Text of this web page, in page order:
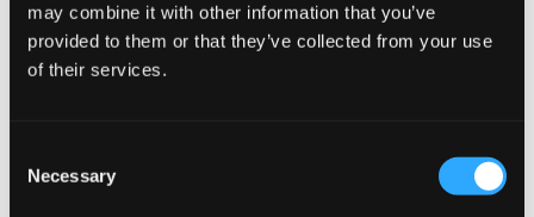
may combine it with other information that you’ve
provided to them or that they’ve collected from your use
of their services.
Selection
Necessary
STØRRELSESTABELL
VELG EN STØRRELSE
Fri frakt over 999 kr